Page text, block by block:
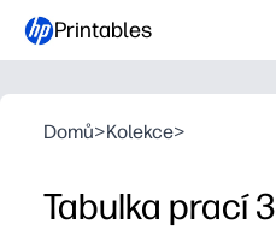
Printables
Domů>Kolekce>
Tabulka prací 3